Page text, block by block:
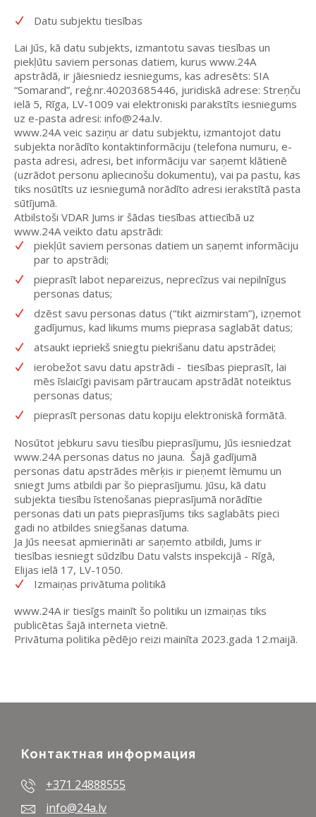
Datu subjektu tiesības
Lai Jūs, kā datu subjekts, izmantotu savas tiesības un
piekļūtu saviem personas datiem, kurus www.24A
apstrādā, ir jāiesniedz iesniegums, kas adresēts: SIA
“Somarand”, reģ.nr.40203685446, juridiskā adrese: Streņču
ielā 5, Rīga, LV-1009 vai elektroniski parakstīts iesniegums
uz e-pasta adresi: info@24a.lv.
www.24A veic saziņu ar datu subjektu, izmantojot datu
subjekta norādīto kontaktinformāciju (telefona numuru, e-
pasta adresi, adresi, bet informāciju var saņemt klātienē
(uzrādot personu apliecinošu dokumentu), vai pa pastu, kas
tiks nosūtīts uz iesniegumā norādīto adresi ierakstītā pasta
sūtījumā.
Atbilstoši VDAR Jums ir šādas tiesības attiecībā uz
www.24A veikto datu apstrādi:
piekļūt saviem personas datiem un saņemt informāciju
par to apstrādi;
pieprasīt labot nepareizus, neprecīzus vai nepilnīgus
personas datus;
dzēst savu personas datus (“tikt aizmirstam”), izņemot
gadījumus, kad likums mums pieprasa saglabāt datus;
atsaukt iepriekš sniegtu piekrišanu datu apstrādei;
ierobežot savu datu apstrādi - tiesības pieprasīt, lai
mēs īslaicīgi pavisam pārtraucam apstrādāt noteiktus
personas datus;
pieprasīt personas datu kopiju elektroniskā formātā.
Nosūtot jebkuru savu tiesību pieprasījumu, Jūs iesniedzat
www.24A personas datus no jauna. Šajā gadījumā
personas datu apstrādes mērķis ir pieņemt lēmumu un
sniegt Jums atbildi par šo pieprasījumu. Jūsu, kā datu
subjekta tiesību īstenošanas pieprasījumā norādītie
personas dati un pats pieprasījums tiks saglabāts pieci
gadi no atbildes sniegšanas datuma.
Ja Jūs neesat apmierināti ar saņemto atbildi, Jums ir
tiesības iesniegt sūdzību Datu valsts inspekcijā - Rīgā,
Elijas ielā 17, LV-1050.
Izmaiņas privātuma politikā
www.24A ir tiesīgs mainīt šo politiku un izmaiņas tiks
publicētas šajā interneta vietnē.
Privātuma politika pēdējo reizi mainīta 2023.gada 12.maijā.
Контактная информация
+371 24888555
info@24a.lv